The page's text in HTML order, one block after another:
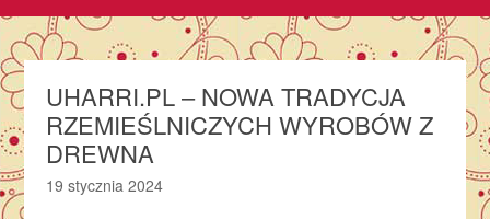
UHARRI.PL – NOWA TRADYCJA
RZEMIEŚLNICZYCH WYROBÓW Z
DREWNA
19 stycznia 2024